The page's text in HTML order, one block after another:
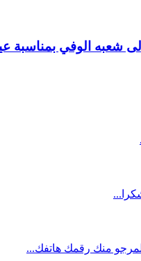
شعبه الوفي بمناسبة
منك رقمك هاتفك...